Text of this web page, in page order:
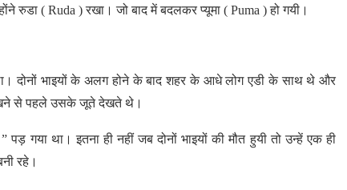
रुडा ( Ruda ) रखा। जो बाद में बदलकर प्यूमा ( Puma ) हो गयी।
दोनों भाइयों के अलग होने के बाद शहर के आधे लोग एडी के साथ थे और
से पहले उसके जूते देखते थे।
गया था। इतना ही नहीं जब दोनों भाइयों की मौत हुयी तो उन्हें एक ही
रहे।